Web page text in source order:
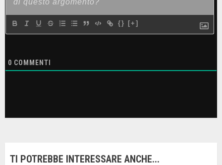
{} [+]
0 COMMENTI
TI POTREBBE INTERESSARE ANCHE...